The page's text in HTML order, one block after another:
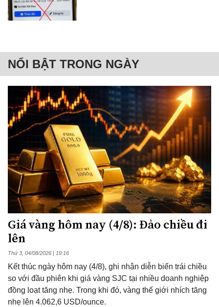
NỔI BẬT TRONG NGÀY
Giá vàng hôm nay (4/8): Đảo chiều đi
lên
Thứ 3, 04/08/2026 | 19:16
Kết thúc ngày hôm nay (4/8), ghi nhận diễn biến trái chiều
so với đầu phiên khi giá vàng SJC tại nhiều doanh nghiệp
đồng loạt tăng nhẹ. Trong khi đó, vàng thế giới nhích tăng
nhẹ lên 4.062,6 USD/ounce.